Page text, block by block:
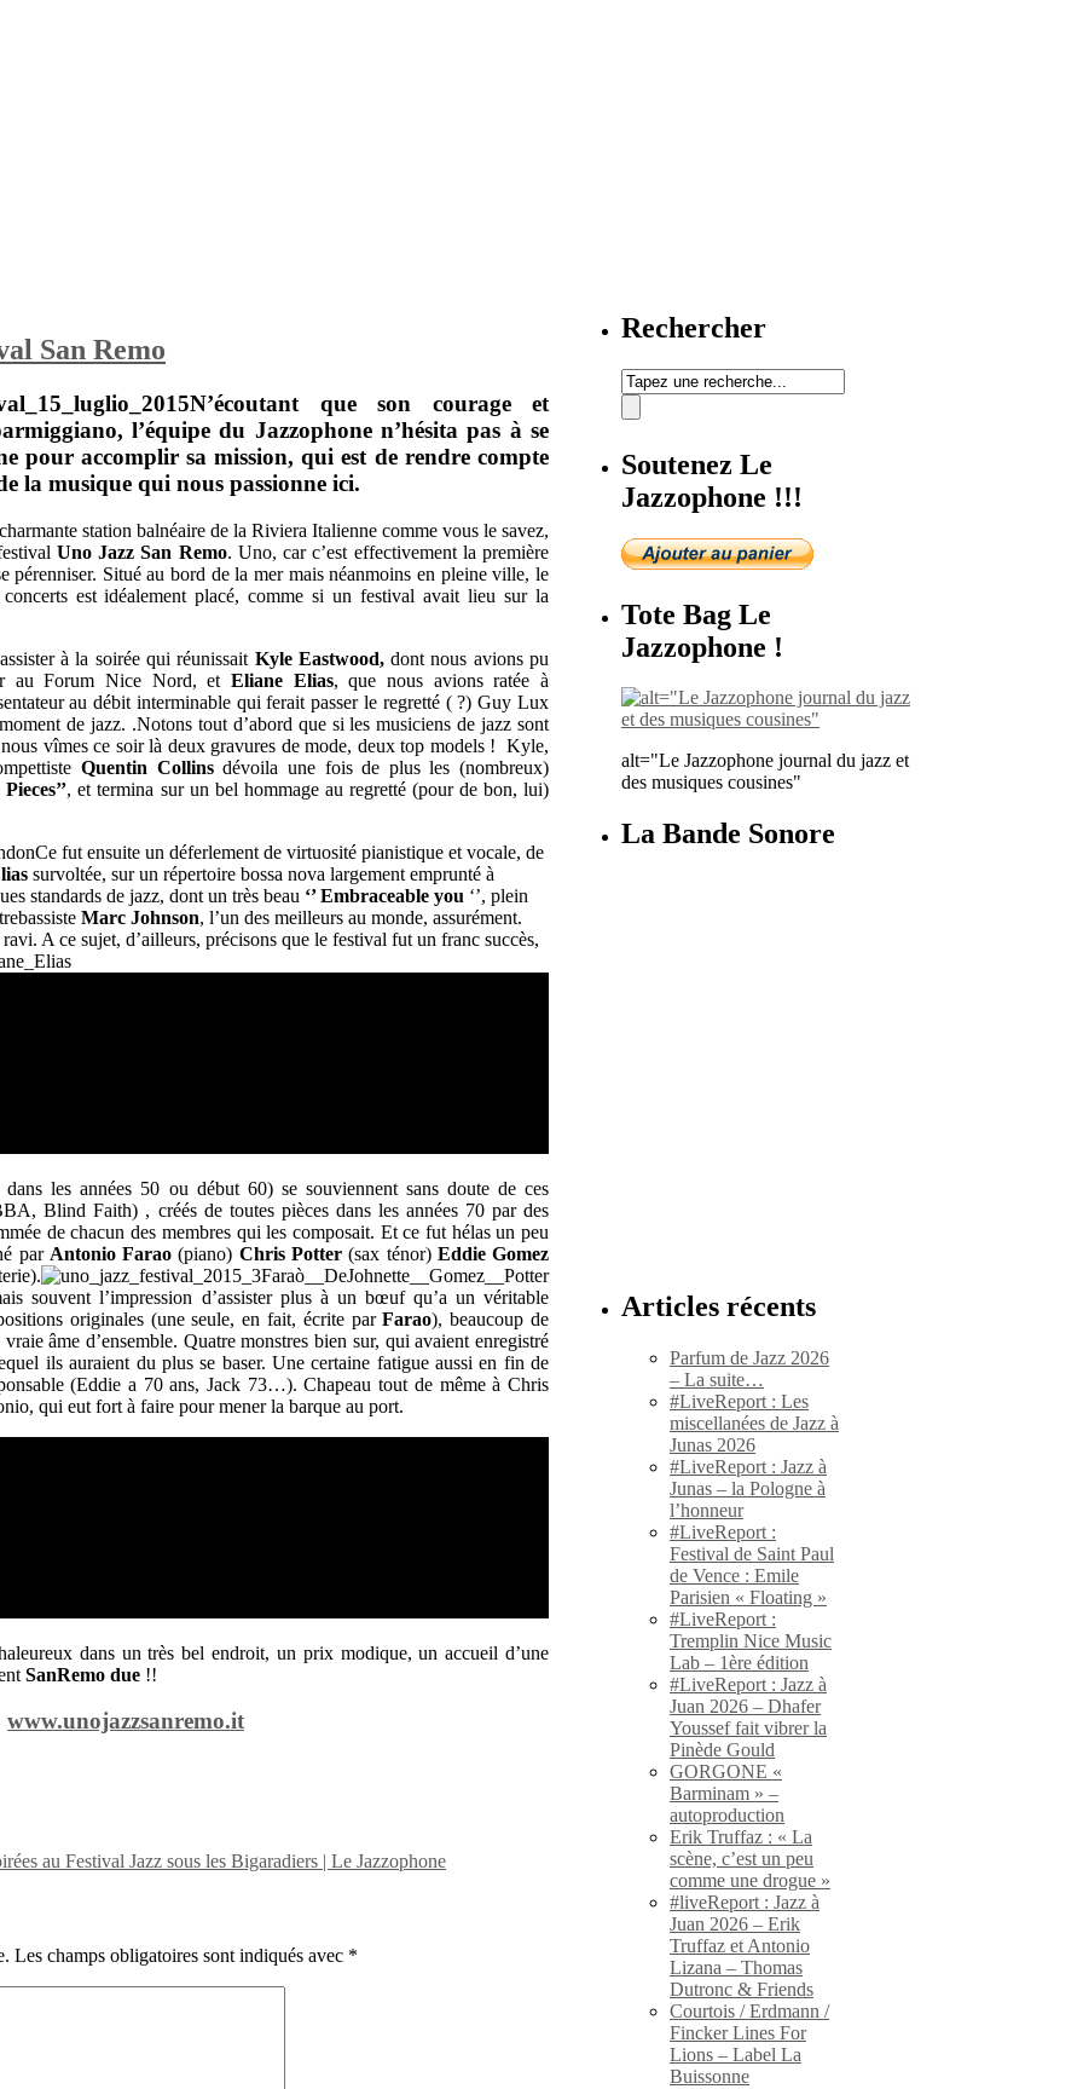
San Remo
N’écoutant que son courage et
l’équipe du Jazzophonen’hésita pas à se
pour accomplir sa mission, qui est de rendre compte
la musique qui nous passionne ici.
charmante station balnéaire de la Riviera Italienne comme vous le savez,
Uno Jazz San Remo. Uno, car c’est effectivement la première
pérenniser. Situé au bord de la mer mais néanmoins en pleine ville, le
est idéalement placé, comme si un festival avait lieu sur la
à la soirée qui réunissait Kyle Eastwood,dont nous avions pu
au Forum Nice Nord, et Eliane Elias, que nous avions ratée à
au débit interminable qui ferait passer le regretté ( ?) Guy Lux
de jazz. .Notons tout d’abord que si les musiciens de jazz sont
vîmes ce soir là deux gravures de mode, deux top models ! Kyle,
Quentin Collinsdévoila une fois de plus les (nombreux)
, et termina sur un bel hommage au regretté (pour de bon, lui)
Ce fut ensuite un déferlement de virtuosité pianistique et vocale, de
survoltée, sur un répertoire bossa nova largement emprunté à
standards de jazz, dont un très beau ‘’ Embraceable you ‘’, plein
Marc Johnson, l’un des meilleurs au monde, assurément.
A ce sujet, d’ailleurs, précisons que le festival fut un franc succès,
les années 50 ou début 60) se souviennent sans doute de ces
Blind Faith) , créés de toutes pièces dans les années 70 par des
de chacun des membres qui les composait. Et ce fut hélas un peu
par Antonio Farao (piano) Chris Potter(sax ténor) Eddie Gomez
souvent l’impression d’assister plus à un bœuf qu’a un véritable
originales (une seule, en fait, écrite parFarao), beaucoup de
âme d’ensemble. Quatre monstres bien sur, qui avaient enregistré
ils auraient du plus se baser. Une certaine fatigue aussi en fin de
(Eddie a 70 ans, Jack 73…). Chapeau tout de même à Chris
qui eut fort à faire pour mener la barque au port.
dans un très bel endroit, un prix modique, un accueil d’une
SanRemo due !!
www.unojazzsanremo.it
au Festival Jazz sous les Bigaradiers | Le Jazzophone
Les champs obligatoires sont indiqués avec *
Rechercher
Soutenez Le
Jazzophone !!!
Tote Bag Le
Jazzophone !
alt="Le Jazzophone journal du jazz et
des musiques cousines"
La Bande Sonore
Articles récents
Parfum de Jazz 2026
– La suite…
#LiveReport : Les
miscellanées de Jazz à
Junas 2026
#LiveReport : Jazz à
Junas – la Pologne à
l’honneur
#LiveReport :
Festival de Saint Paul
de Vence : Emile
Parisien « Floating »
#LiveReport :
Tremplin Nice Music
Lab – 1ère édition
#LiveReport : Jazz à
Juan 2026 – Dhafer
Youssef fait vibrer la
Pinède Gould
GORGONE «
Barminam » –
autoproduction
Erik Truffaz : « La
scène, c’est un peu
comme une drogue »
#liveReport : Jazz à
Juan 2026 – Erik
Truffaz et Antonio
Lizana – Thomas
Dutronc & Friends
Courtois / Erdmann /
Fincker Lines For
Lions – Label La
Buissonne